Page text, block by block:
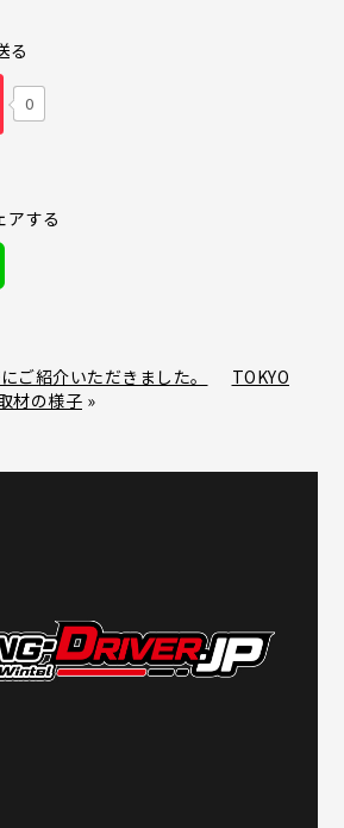
る
0
アする
e
ご紹介いただきました。
TOKYO
材の様子 »